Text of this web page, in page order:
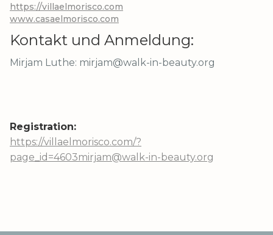
https://villaelmorisco.com
www.casaelmorisco.com
Kontakt und Anmeldung:
Mirjam Luthe: mirjam@walk-in-beauty.org
Registration:
https://villaelmorisco.com/?
page_id=4603mirjam@walk-in-beauty.org